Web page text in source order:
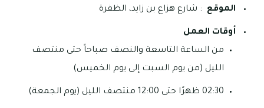
الموقع : شارع هزاع بن زايد، الظفرة
أوقات العمل
من الساعة التاسعة والنصف صباحاً حتى منتصف
الليل (من يوم السبت إلى يوم الخميس)
02:30 ظهرًا حتى 12:00 منتصف الليل (يوم الجمعة)